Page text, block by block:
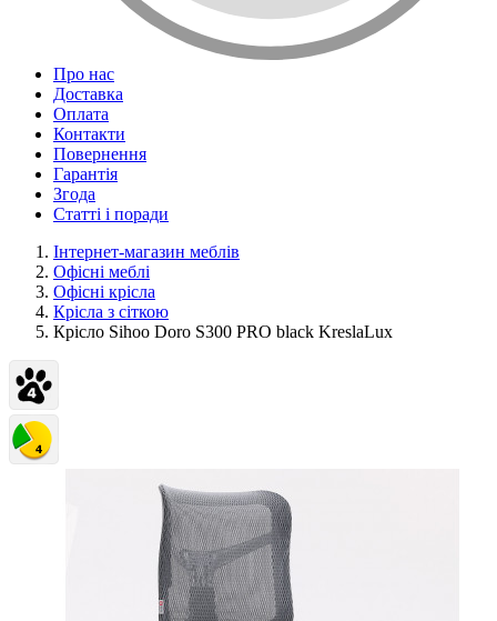
Про нас
Доставка
Оплата
Контакти
Повернення
Гарантія
Згода
Статті і поради
Інтернет-магазин меблів
Офісні меблі
Офісні крісла
Крісла з сіткою
Крісло Sihoo Doro S300 PRO black KreslaLux